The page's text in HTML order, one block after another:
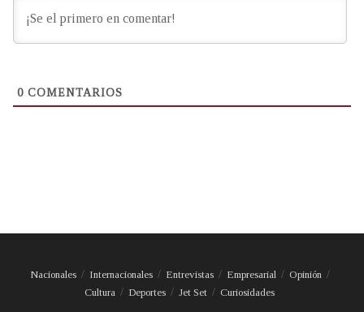
0 COMENTARIOS
Nacionales Internacionales Entrevistas Empresarial
Opinión
Cultura
Deportes Jet Set Curiosidades